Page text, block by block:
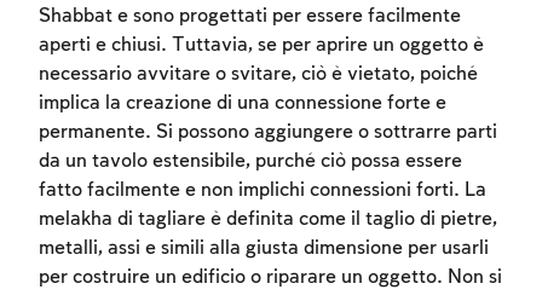
Shabbat e sono progettati per essere facilmente
aperti e chiusi. Tuttavia, se per aprire un oggetto è
necessario avvitare o svitare, ciò è vietato, poiché
implica la creazione di una connessione forte e
permanente. Si possono aggiungere o sottrarre parti
da un tavolo estensibile, purché ciò possa essere
fatto facilmente e non implichi connessioni forti. La
melakha di tagliare è definita come il taglio di pietre,
metalli, assi e simili alla giusta dimensione per usarli
per costruire un edificio o riparare un oggetto. Non si
Account required
To mark concepts as learned, you'll need
to create an account or log in.
Sign up Login